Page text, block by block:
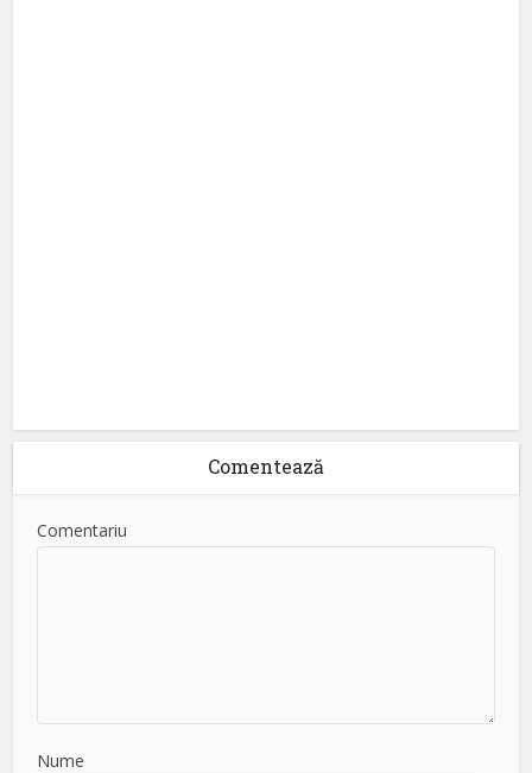
Comentează
Comentariu
Nume